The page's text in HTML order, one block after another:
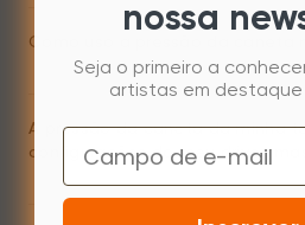
Como uso a pressão da caneta
A pressão da caneta da minha
configurações do meu driver,
nossa
Seja o primeiro a
artistas em destaque
Email